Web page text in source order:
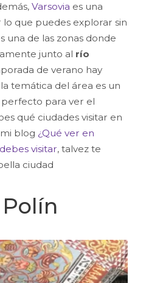
Varsovia es una
que puedes explorar sin
una de las zonas donde
junto al río
de verano hay
temática del área es un
perfecto para ver el
qué ciudades visitar en
blog ¿Qué ver en
visitar, talvez te
ciudad